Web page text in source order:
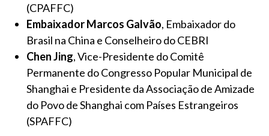
(CPAFFC)
Embaixador Marcos Galvão, Embaixador do
Brasil na China e Conselheiro do CEBRI
Chen Jing, Vice-Presidente do Comitê
Permanente do Congresso Popular Municipal de
Shanghai e Presidente da Associação de Amizade
do Povo de Shanghai com Países Estrangeiros
(SPAFFC)